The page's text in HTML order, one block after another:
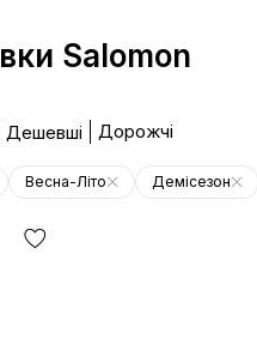
Salomon
Дешевші Дорожчі
Весна-Літо Демісезон